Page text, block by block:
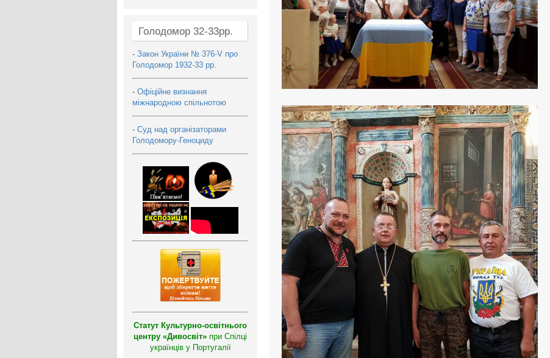
Голодомор 32-33рр.
- Закон України № 376-V про
Голодомор 1932-33 рр.
- Офіційне визнання
міжнародною спільнотою
- Суд над організаторами
Голодомору-Геноциду
Статут Культурно-освітнього
центру «Дивосвіт» при Спілці
українців у Португалії